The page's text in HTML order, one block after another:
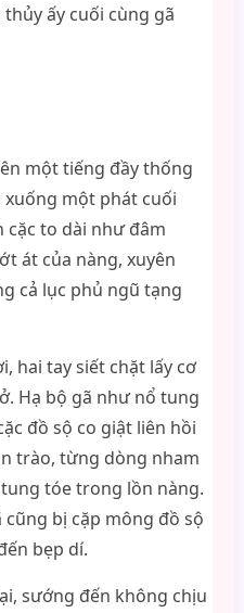
ấy cuối cùng gã
một tiếng đầy thống
xuống một phát cuối
to dài như đâm
át của nàng, xuyên
cả lục phủ ngũ tạng
hai tay siết chặt lấy cơ
Hạ bộ gã như nổ tung
đồ sộ co giật liên hồi
trào, từng dòng nham
tóe trong lồn nàng.
bị cặp mông đồ sộ
bẹp dí.
sướng đến không chịu